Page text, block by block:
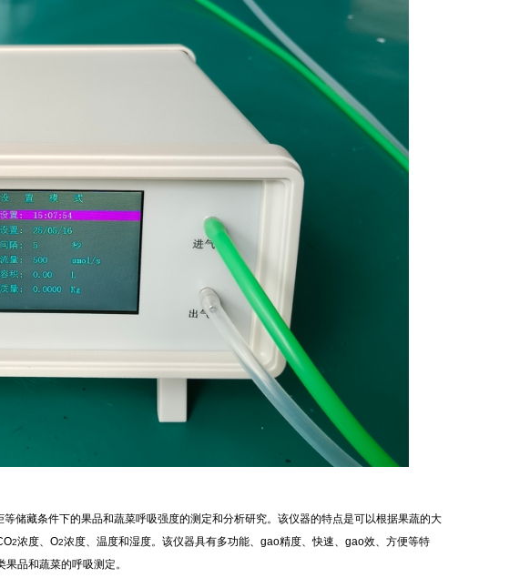
储藏条件下的果品和蔬菜呼吸强度的测定和分析研究。该仪器的特点是可以根据果蔬的大
2浓度、O2浓度、温度和湿度。该仪器具有多功能、gao精度、快速、gao效、方便等特
品和蔬菜的呼吸测定。